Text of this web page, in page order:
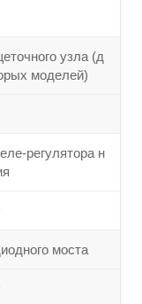
узла (д
моделей)
регулятора н
моста